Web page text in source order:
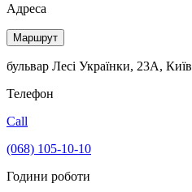
Адреса
Маршрут
бульвар Лесі Українки, 23А, Київ
Телефон
Call
(068) 105-10-10
Години роботи